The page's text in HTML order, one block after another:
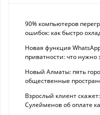
90% компьютеров
ошибок: как быстро
Новая функция
приватности: что нужно
Новый Алматы: пять
общественные
Взрослый клиент
Сулейменов об оплате